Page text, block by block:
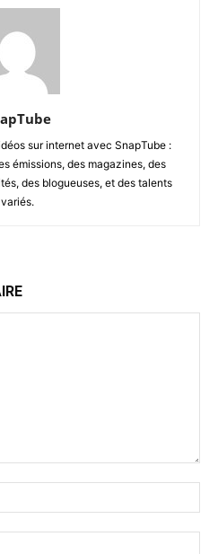
sur internet avec SnapTube :
émissions, des magazines, des
des blogueuses, et des talents
variés.